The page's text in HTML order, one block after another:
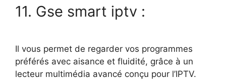
11. Gse smart iptv :
Il vous permet de regarder vos programmes
préférés avec aisance et fluidité, grâce à un
lecteur multimédia avancé conçu pour l’IPTV.